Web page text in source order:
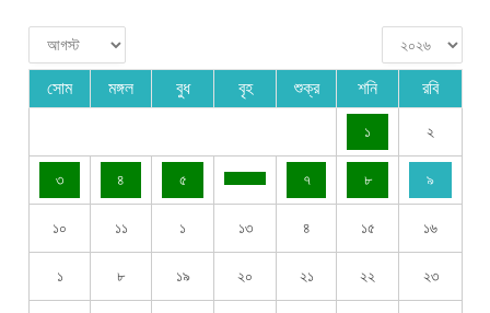
সোম মঙ্গল বুধ বৃহ শুক্র শনি রবি
১ ২
৩ ৪ ৫ ৭ ৮ ৯
১০ ১১ ১ ১৩ ৪ ১৫ ১৬
১ ৮ ১৯ ২০ ২১ ২২ ২৩